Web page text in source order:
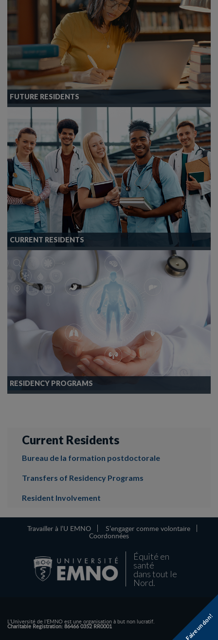
Faire un don!
FUTURE RESIDENTS
CURRENT RESIDENTS
RESIDENCY PROGRAMS
Current Residents
Bureau de la formation postdoctorale
Transfers of Residency Programs
Resident Involvement
Travailler à l’U EMNO S’engager comme volontaire
Coordonnées
Équité en
santé
dans tout le
Nord.
L'Université de l'EMNO est une organisation à but non lucratif.
Charitable Registration: 86466 0352 RR0001